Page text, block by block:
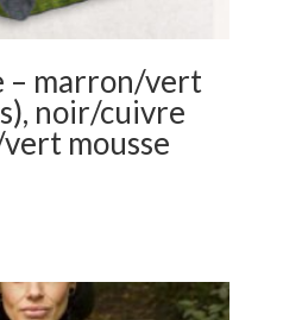
– marron/vert
noir/cuivre
mousse